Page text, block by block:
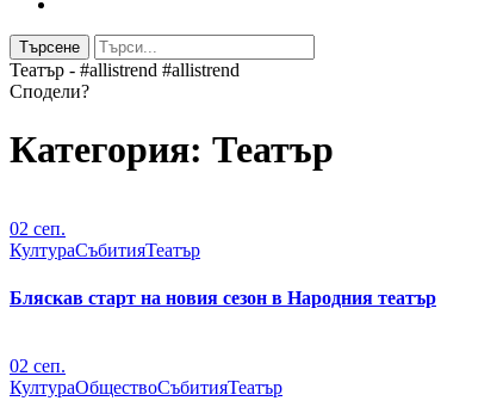
Търсене
Театър - #allistrend #allistrend
Сподели?
Категория: Театър
02 сеп.
КултураСъбитияТеатър
Бляскав старт на новия сезон в Народния театър
02 сеп.
КултураОбществоСъбитияТеатър